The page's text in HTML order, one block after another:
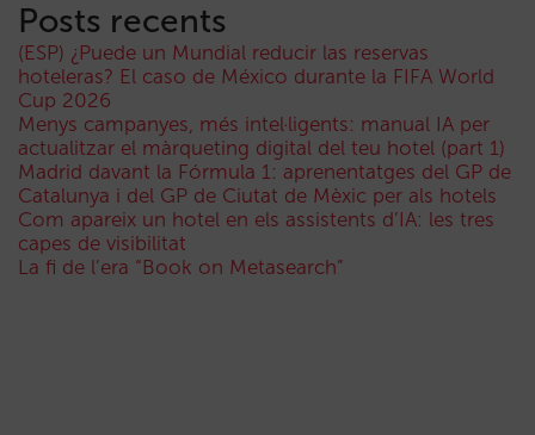
Posts recents
(ESP) ¿Puede un Mundial reducir las reservas
hoteleras? El caso de México durante la FIFA World
Cup 2026
Menys campanyes, més intel·ligents: manual IA per
actualitzar el màrqueting digital del teu hotel (part 1)
Madrid davant la Fórmula 1: aprenentatges del GP de
Catalunya i del GP de Ciutat de Mèxic per als hotels
Com apareix un hotel en els assistents d’IA: les tres
capes de visibilitat
La fi de l’era “Book on Metasearch”